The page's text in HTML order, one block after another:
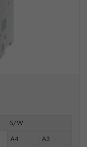
S/W
A4 A3